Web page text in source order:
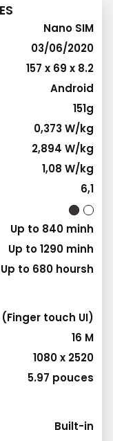
Nano SIM
03/06/2020
157 x 69 x 8.2
Android
151g
0,373 W/kg
2,894 W/kg
1,08 W/kg
6,1
Up to 840 minh
Up to 1290 minh
Up to 680 hoursh
touch UI)
16 M
1080 x 2520
5.97 pouces
Built-in